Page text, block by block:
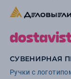
СУВЕНИРНАЯ
Ручки с